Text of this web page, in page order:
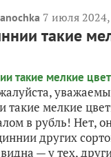
7 июля
такие
такие мелкие
в рубль! Нет,
других
— у тех,